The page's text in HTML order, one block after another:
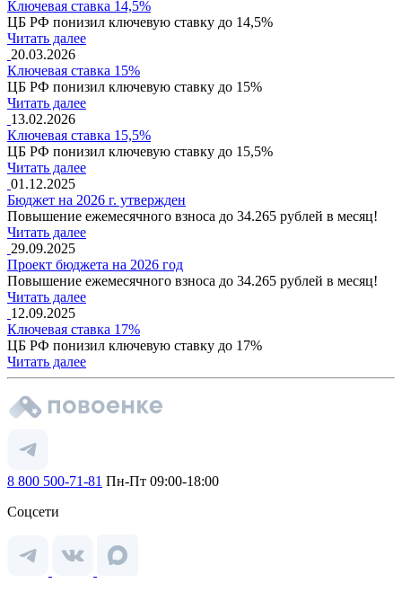
Ключевая ставка 14,5%
ЦБ РФ понизил ключевую ставку до 14,5%
Читать далее
20.03.2026
Ключевая ставка 15%
ЦБ РФ понизил ключевую ставку до 15%
Читать далее
13.02.2026
Ключевая ставка 15,5%
ЦБ РФ понизил ключевую ставку до 15,5%
Читать далее
01.12.2025
Бюджет на 2026 г. утвержден
Повышение ежемесячного взноса до 34.265 рублей в месяц!
Читать далее
29.09.2025
Проект бюджета на 2026 год
Повышение ежемесячного взноса до 34.265 рублей в месяц!
Читать далее
12.09.2025
Ключевая ставка 17%
ЦБ РФ понизил ключевую ставку до 17%
Читать далее
8 800 500-71-81 Пн-Пт 09:00-18:00
Соцсети